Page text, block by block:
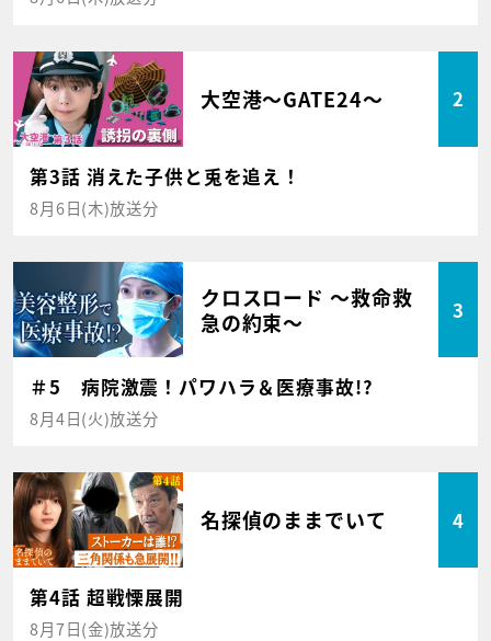
大空港～GATE24～ 2
第3話 消えた子供と兎を追え！
8月6日(木)放送分
クロスロード ～救命救
急の約束～
3
＃5 病院激震！パワハラ＆医療事故!?
8月4日(火)放送分
名探偵のままでいて 4
第4話 超戦慄展開
8月7日(金)放送分